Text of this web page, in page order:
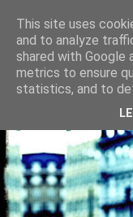
This site uses
and to analyze
shared with Google
metrics to ensure
statistics, and to